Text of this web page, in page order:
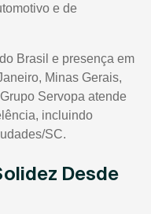
e de
Brasil e presença em
Minas Gerais,
Servopa atende
incluindo
SC.
Desde